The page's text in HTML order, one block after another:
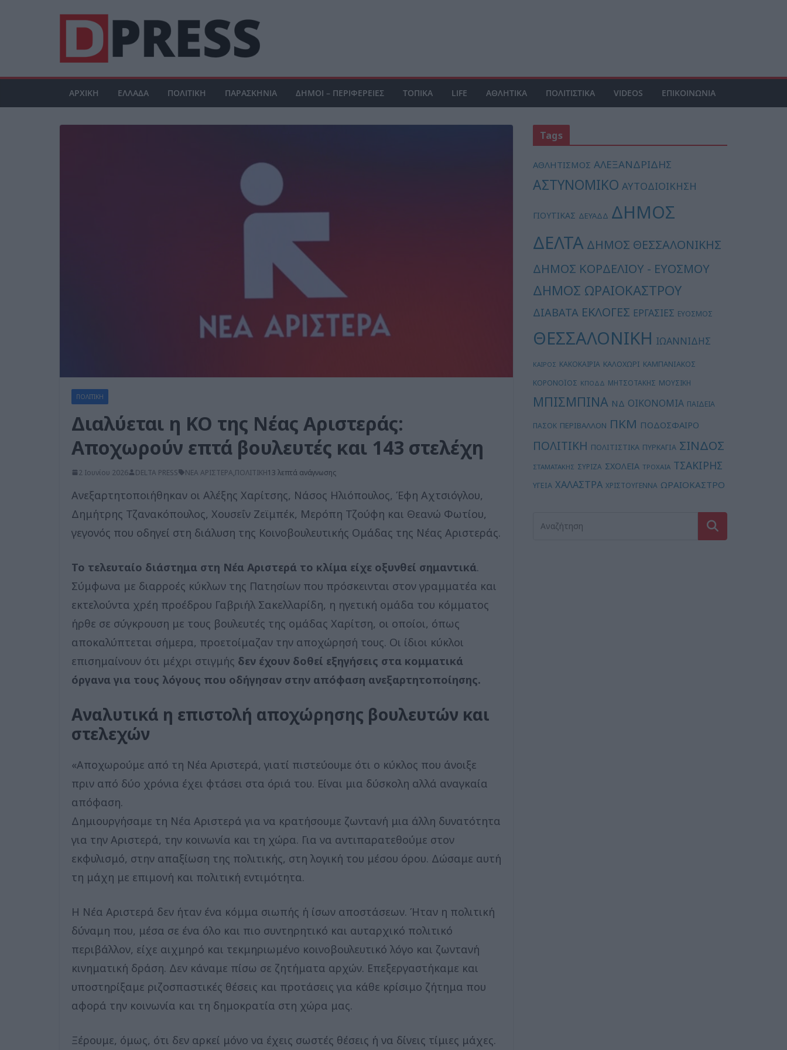
ΑΡΧΙΚΗ ΕΛΛΑΔΑ ΠΟΛΙΤΙΚΗ ΠΑΡΑΣΚΗΝΙΑ ΔΗΜΟΙ – ΠΕΡΙΦΕΡΕΙΕΣ ΤΟΠΙΚΑ LIFE ΑΘΛΗΤΙΚΑ ΠΟΛΙΤΙΣΤΙΚΑ VIDEOS ΕΠΙΚΟΙΝΩΝΙΑ
ΠΟΛΙΤΙΚΗ
Διαλύεται η ΚΟ της Νέας Αριστεράς:
Αποχωρούν επτά βουλευτές και 143 στελέχη
2 Ιουνίου 2026 DELTA PRESS ΝΕΑ ΑΡΙΣΤΕΡΑ,ΠΟΛΙΤΙΚΗ13 λεπτά ανάγνωσης
Ανεξαρτητοποιήθηκαν οι Αλέξης Χαρίτσης, Νάσος Ηλιόπουλος, Έφη Αχτσιόγλου,
Δημήτρης Τζανακόπουλος, Χουσεΐν Ζεϊμπέκ, Μερόπη Τζούφη και Θεανώ Φωτίου,
γεγονός που οδηγεί στη διάλυση της Κοινοβουλευτικής Ομάδας της Νέας Αριστεράς.
Το τελευταίο διάστημα στη Νέα Αριστερά το κλίμα είχε οξυνθεί σημαντικά.
Σύμφωνα με διαρροές κύκλων της Πατησίων που πρόσκεινται στον γραμματέα και
εκτελούντα χρέη προέδρου Γαβριήλ Σακελλαρίδη, η ηγετική ομάδα του κόμματος
ήρθε σε σύγκρουση με τους βουλευτές της ομάδας Χαρίτση, οι οποίοι, όπως
αποκαλύπτεται σήμερα, προετοίμαζαν την αποχώρησή τους. Οι ίδιοι κύκλοι
επισημαίνουν ότι μέχρι στιγμής δεν έχουν δοθεί εξηγήσεις στα κομματικά
όργανα για τους λόγους που οδήγησαν στην απόφαση ανεξαρτητοποίησης.
Αναλυτικά η επιστολή αποχώρησης βουλευτών και
στελεχών
«Αποχωρούμε από τη Νέα Αριστερά, γιατί πιστεύουμε ότι ο κύκλος που άνοιξε
πριν από δύο χρόνια έχει φτάσει στα όριά του. Είναι μια δύσκολη αλλά αναγκαία
απόφαση.
Δημιουργήσαμε τη Νέα Αριστερά για να κρατήσουμε ζωντανή μια άλλη δυνατότητα
για την Αριστερά, την κοινωνία και τη χώρα. Για να αντιπαρατεθούμε στον
εκφυλισμό, στην απαξίωση της πολιτικής, στη λογική του μέσου όρου. Δώσαμε αυτή
τη μάχη με επιμονή και πολιτική εντιμότητα.
Η Νέα Αριστερά δεν ήταν ένα κόμμα σιωπής ή ίσων αποστάσεων. Ήταν η πολιτική
δύναμη που, μέσα σε ένα όλο και πιο συντηρητικό και αυταρχικό πολιτικό
περιβάλλον, είχε αιχμηρό και τεκμηριωμένο κοινοβουλευτικό λόγο και ζωντανή
κινηματική δράση. Δεν κάναμε πίσω σε ζητήματα αρχών. Επεξεργαστήκαμε και
υποστηρίξαμε ριζοσπαστικές θέσεις και προτάσεις για κάθε κρίσιμο ζήτημα που
αφορά την κοινωνία και τη δημοκρατία στη χώρα μας.
Ξέρουμε, όμως, ότι δεν αρκεί μόνο να έχεις σωστές θέσεις ή να δίνεις τίμιες μάχες.
Tags
ΑΘΛΗΤΙΣΜΟΣ ΑΛΕΞΑΝΔΡΙΔΗΣ
ΑΣΤΥΝΟΜΙΚΟ ΑΥΤΟΔΙΟΙΚΗΣΗ
ΓΙΟΥΤΙΚΑΣ ΔΕΥΑΔΔ ΔΗΜΟΣ
ΔΕΛΤΑ ΔΗΜΟΣ ΘΕΣΣΑΛΟΝΙΚΗΣ
ΔΗΜΟΣ ΚΟΡΔΕΛΙΟΥ - ΕΥΟΣΜΟΥ
ΔΗΜΟΣ ΩΡΑΙΟΚΑΣΤΡΟΥ
ΔΙΑΒΑΤΑ ΕΚΛΟΓΕΣ ΕΡΓΑΣΙΕΣ ΕΥΟΣΜΟΣ
ΘΕΣΣΑΛΟΝΙΚΗ ΙΩΑΝΝΙΔΗΣ
ΚΑΙΡΟΣ ΚΑΚΟΚΑΙΡΙΑ ΚΑΛΟΧΩΡΙ ΚΑΜΠΑΝΙΑΚΟΣ
ΚΟΡΟΝΟΪΟΣ ΚΠΟΔΔ ΜΗΤΣΟΤΑΚΗΣ ΜΟΥΣΙΚΗ
ΜΠΙΣΜΠΙΝΑ ΝΔ ΟΙΚΟΝΟΜΙΑ ΠΑΙΔΕΙΑ
ΠΑΣΟΚ ΠΕΡΙΒΑΛΛΟΝ ΠΚΜ ΠΟΔΟΣΦΑΙΡΟ
ΠΟΛΙΤΙΚΗ ΠΟΛΙΤΙΣΤΙΚΑ ΠΥΡΚΑΓΙΑ ΣΙΝΔΟΣ
ΣΤΑΜΑΤΑΚΗΣ ΣΥΡΙΖΑ ΣΧΟΛΕΙΑ ΤΡΟΧΑΙΑ ΤΣΑΚΙΡΗΣ
ΥΓΕΙΑ ΧΑΛΑΣΤΡΑ ΧΡΙΣΤΟΥΓΕΝΝΑ ΩΡΑΙΟΚΑΣΤΡΟ